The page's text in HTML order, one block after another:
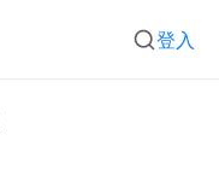
登入